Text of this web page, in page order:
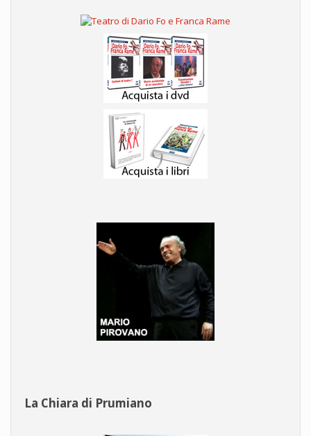
La Chiara di Prumiano